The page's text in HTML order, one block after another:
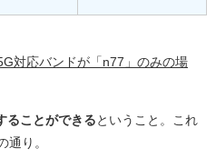
対応バンドが「n77」のみの場
ることができる ということ。これ
通り。